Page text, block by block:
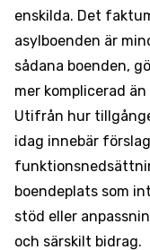
enskilda. Det
asylboenden är
sådana boenden,
mer komplicerad
Utifrån hur
idag innebär
boendeplats som
stöd eller
och särskilt bidrag.